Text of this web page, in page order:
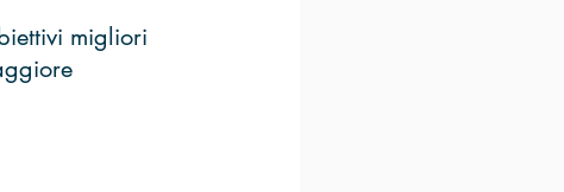
migliori